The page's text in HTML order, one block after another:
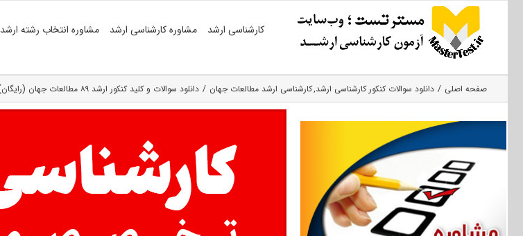
کارشناسی ارشد مشاوره کارشناسی ارشد مشاوره انتخاب رشته ارشد
صفحه اصلی دانلود سوالات کنکور کارشناسی ارشد کارشناسی ارشد مطالعات جهان دانلود سوالات و کلید کنکور ارشد ۸۹ مطالعات جهان (رایگان)